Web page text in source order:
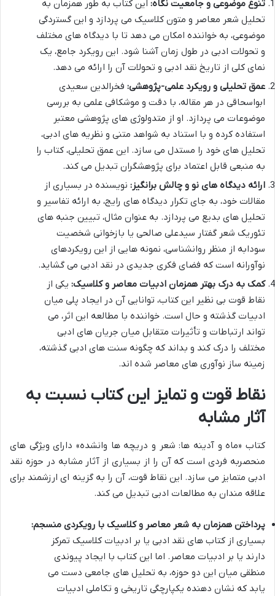
تنوع موضوعی و جامعیت نگاه: این کتاب به طور همزمان به
تحلیل شعر معاصر و متون کلاسیک می پردازد و این گستردگی
موضوعی، به خواننده امکان می دهد تا با دیدگاه های مختلف
و تحولات ادبی در طول زمان آشنا شود. این رویکرد جامع، یک
نمای کلی از تاریخ نقد ادبی و تحولات آن را ارائه می دهد.
عمق تحلیلی و رویکرد علمی-پژوهشی: فخرالدین سعیدی
ابواسحاقی در هر مقاله، با دقت و موشکافی علمی به بررسی
موضوعات می پردازد. او از متدولوژی های پژوهشی معتبر
استفاده کرده و با استناد به شواهد متنی و نظریه های ادبی،
تحلیل های خود را مستدل می سازد. این عمق تحلیلی، کتاب را
به منبعی قابل اعتماد برای پژوهشگران تبدیل می کند.
ارائه دیدگاه های نو و چالش برانگیز: نویسنده در بسیاری از
مقالات خود، به جای تکرار دیدگاه های رایج، به ارائه تفاسیر و
تحلیل های بدیع می پردازد. به عنوان مثال، تبیین جنبه های
تئوریک شعر گفتار سیدعلی صالحی یا بازخوانی شخصیت
سودابه از منظر روانشناسی، نمونه هایی از این رویکردهای
نوآورانه است که فضای فکری جدیدی در نقد ادبی می گشاید.
کمک به درک بهتر همزمان ادبیات معاصر و کلاسیک: یکی از
نقاط قوت بی نظیر این کتاب، توانایی آن در ایجاد پلی میان
ادبیات گذشته و حال است. خواننده با مطالعه این اثر، می
تواند ارتباطات و تأثیرات متقابل میان جریان های ادبی
مختلف را درک کند و بداند که چگونه سنت های ادبی گذشته،
زمینه ساز نوآوری های معاصر شده اند.
نقاط قوت و تمایز این کتاب نسبت به
آثار مشابه
کتاب «ماه و آدینه ها: شعر و دریچه ها وانشده» دارای ویژگی های
منحصربه فردی است که آن را از بسیاری از آثار مشابه در حوزه نقد
ادبی متمایز می سازد. این نقاط قوت، آن را به گزینه ای ارزشمند برای
علاقه مندان به مطالعات ادبی تبدیل می کند.
پرداختن همزمان به شعر معاصر و کلاسیک با رویکردی منسجم:
بسیاری از کتاب های نقد ادبی یا بر ادبیات کلاسیک تمرکز
دارند یا بر ادبیات معاصر. اما این کتاب با ایجاد پیوندی
منطقی میان این دو حوزه، به تحلیل های جامعی دست می
یابد که نشان دهنده یکپارچگی تاریخی و تکاملی ادبیات